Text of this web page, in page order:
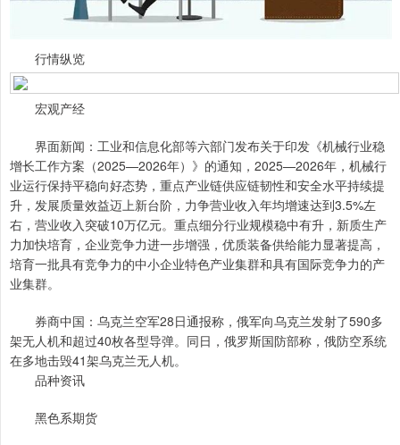
行情纵览
宏观产经
界面新闻：工业和信息化部等六部门发布关于印发《机械行业稳
增长工作方案（2025—2026年）》的通知，2025—2026年，机械行
业运行保持平稳向好态势，重点产业链供应链韧性和安全水平持续提
升，发展质量效益迈上新台阶，力争营业收入年均增速达到3.5%左
右，营业收入突破10万亿元。重点细分行业规模稳中有升，新质生产
力加快培育，企业竞争力进一步增强，优质装备供给能力显著提高，
培育一批具有竞争力的中小企业特色产业集群和具有国际竞争力的产
业集群。
券商中国：乌克兰空军28日通报称，俄军向乌克兰发射了590多
架无人机和超过40枚各型导弹。同日，俄罗斯国防部称，俄防空系统
在多地击毁41架乌克兰无人机。
品种资讯
黑色系期货